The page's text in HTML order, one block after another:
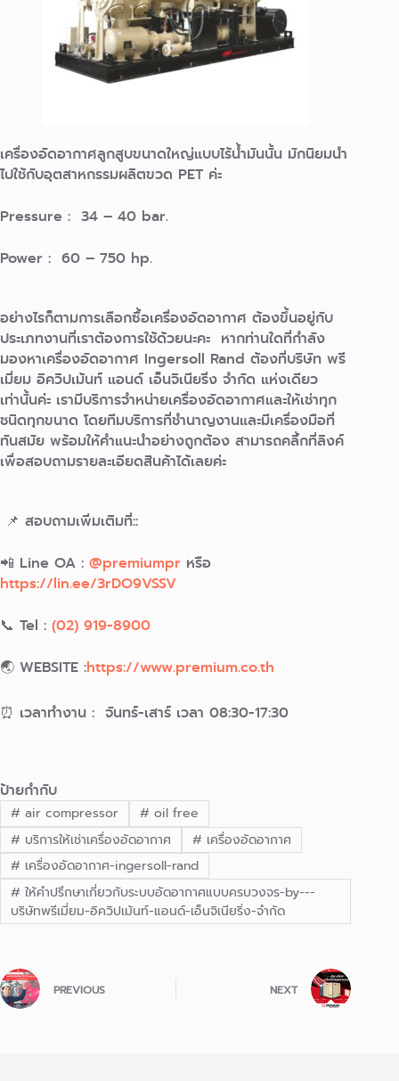
เครื่องอัดอากาศลูกสูบขนาดใหญ่แบบไร้น้ำมันนั้น มักนิยมนำ
ไปใช้กับอุตสาหกรรมผลิตขวด PET ค่ะ
Pressure : 34 – 40 bar.
Power : 60 – 750 hp.
อย่างไรก็ตามการเลือกซื้อเครื่องอัดอากาศ ต้องขึ้นอยู่กับ
ประเภทงานที่เราต้องการใช้ด้วยนะคะ หากท่านใดที่กำลัง
มองหาเครื่องอัดอากาศ Ingersoll Rand ต้องที่บริษัท พรี
เมี่ยม อิควิปเม้นท์ แอนด์ เอ็นจิเนียริ่ง จำกัด แห่งเดียว
เท่านั้นค่ะ เรามีบริการจำหน่ายเครื่องอัดอากาศและให้เช่าทุก
ชนิดทุกขนาด โดยทีมบริการที่ชำนาญงานและมีเครื่องมือที่
ทันสมัย พร้อมให้คำแนะนำอย่างถูกต้อง สามารถคลิ้กที่ลิงค์
เพื่อสอบถามรายละเอียดสินค้าได้เลยค่ะ
📌 สอบถามเพิ่มเติมที่::
📲 Line OA : @premiumpr หรือ
https://lin.ee/3rDO9VSSV
📞 Tel : (02) 919-8900
🌏 WEBSITE :https://www.premium.co.th
⏰ เวลาทำงาน : จันทร์-เสาร์ เวลา 08:30-17:30
ป้ายกำกับ
# air compressor # oil free
# บริการให้เช่าเครื่องอัดอากาศ # เครื่องอัดอากาศ
# เครื่องอัดอากาศ-ingersoll-rand
# ให้คำปรึกษาเกี่ยวกับระบบอัดอากาศแบบครบวงจร-by---
บริษัทพรีเมี่ยม-อิควิปเม้นท์-แอนด์-เอ็นจิเนียริ่ง-จำกัด
PREVIOUS NEXT